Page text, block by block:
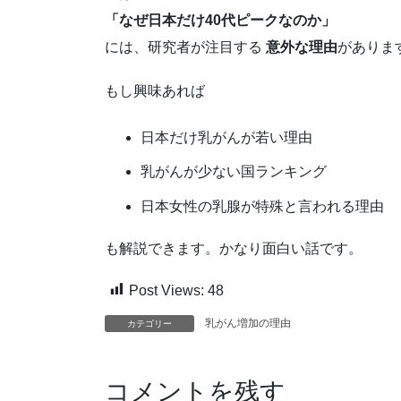
「なぜ日本だけ40代ピークなのか」
には、研究者が注目する 意外な理由がありま
もし興味あれば
日本だけ乳がんが若い理由
乳がんが少ない国ランキング
日本女性の乳腺が特殊と言われる理由
も解説できます。かなり面白い話です。
Post Views: 48
カテゴリー 乳がん増加の理由
コメントを残す